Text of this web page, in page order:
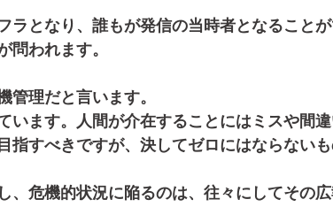
ラとなり、誰もが発信の当時者となること
問われます。
理だと言います。
います。人間が介在することにはミスや間
指すべきですが、決してゼロにはならない
、危機的状況に陥るのは、往々にしてその